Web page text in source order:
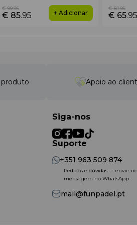
o seu desempenho e confiança no
€ 85.95
€ 99.95
+ Adicionar € 65.95
€ 81.95
produto Apoio ao
Siga-nos
Suporte
+351 963 509 874
Pedidos e dúvidas — envie-
mensagem no WhatsApp
mail@funpadel.pt